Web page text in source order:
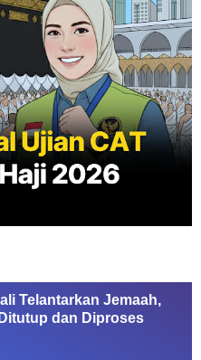
Telantarkan Jemaah,
dan Diproses